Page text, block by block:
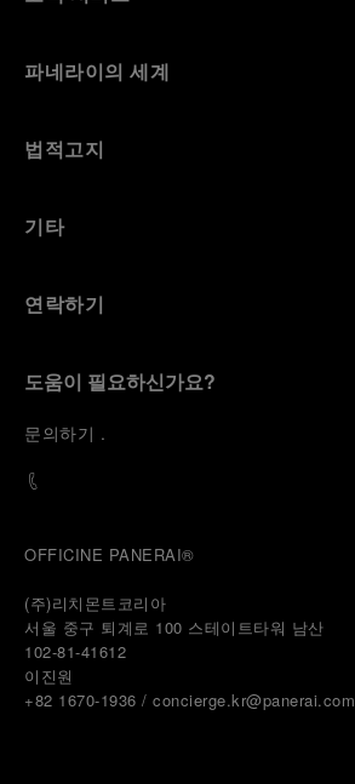
파네라이의 세계
법적고지
기타
연락하기
도움이 필요하신가요?
문의하기 .
OFFICINE PANERAI®
(주)리치몬트코리아
서울 중구 퇴계로 100 스테이트타워 남산
102-81-41612
이진원
+82 1670-1936 / concierge.kr@panerai.com